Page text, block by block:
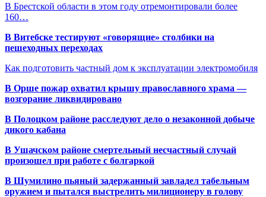
В Брестской области в этом году отремонтировали более
160…
В Витебске тестируют «говорящие» столбики на
пешеходных переходах
Как подготовить частный дом к эксплуатации электромобиля
В Орше пожар охватил крышу православного храма —
возгорание ликвидировано
В Полоцком районе расследуют дело о незаконной добыче
дикого кабана
В Ушачском районе смертельный несчастный случай
произошел при работе с болгаркой
В Шумилино пьяный задержанный завладел табельным
оружием и пытался выстрелить милиционеру в голову